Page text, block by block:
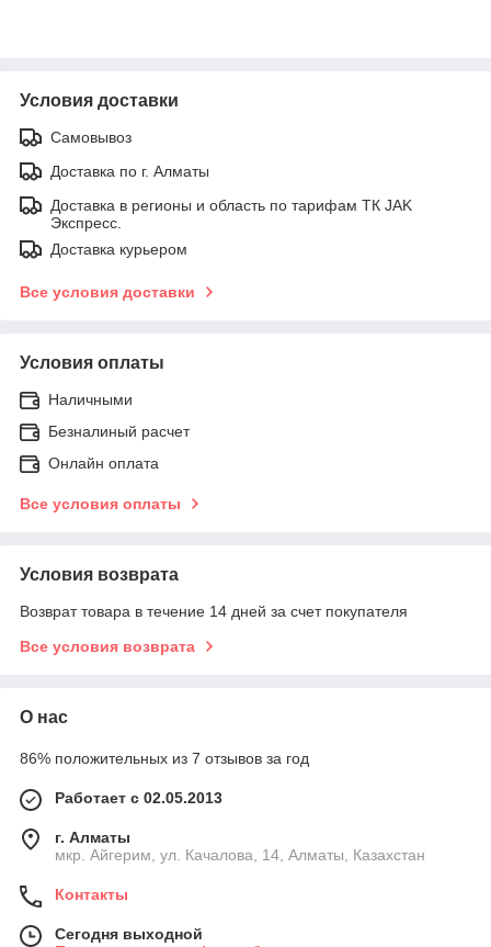
Условия доставки
Самовывоз
Доставка по г. Алматы
Доставка в регионы и область по тарифам ТК JAK
Экспресс.
Доставка курьером
Все условия доставки
Условия оплаты
Наличными
Безналиный расчет
Онлайн оплата
Все условия оплаты
Условия возврата
Возврат товара в течение 14 дней за счет покупателя
Все условия возврата
О нас
86% положительных из 7 отзывов за год
Работает с 02.05.2013
г. Алматы
мкр. Айгерим, ул. Качалова, 14, Алматы, Казахстан
Контакты
Сегодня выходной